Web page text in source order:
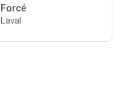
Forcé
Laval